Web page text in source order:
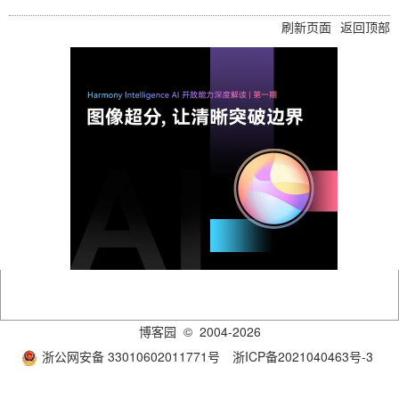
刷新页面 返回顶部
博客园 © 2004-2026
浙公网安备 33010602011771号
浙ICP备2021040463号-3